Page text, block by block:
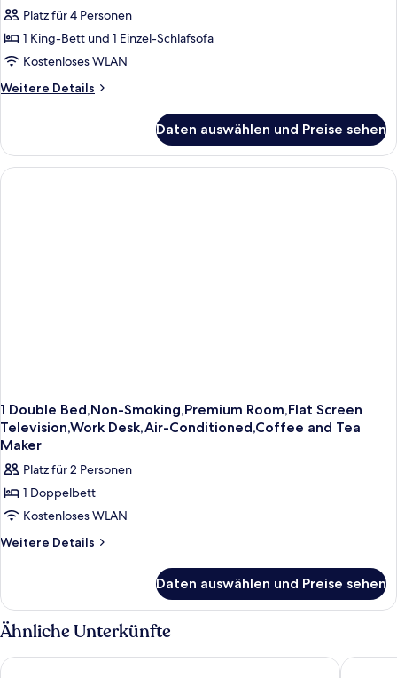
Platz für 4 Personen
1 King-Bett und 1 Einzel-Schlafsofa
Kostenloses WLAN
Weitere Details
Weitere
1
King
Bed,
Maker
Daten auswählen und Preise sehen
1 Double Bed,Non-Smoking,Premium Room,Flat Screen
Television,Work Desk,Air-Conditioned,Coffee and Tea
Maker
Platz für 2 Personen
1 Doppelbett
Kostenloses WLAN
Weitere Details
Weitere
Double
Bed,Non-
Smoking,Premium
Room,Flat
Screen
Daten auswählen und Preise sehen
Ähnliche Unterkünfte
Hampton by Hilton Olsztyn Hotel